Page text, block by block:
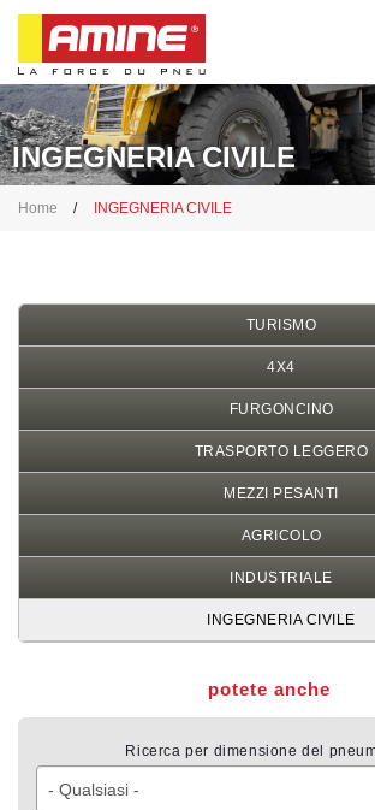
Salta
al
contenuto
principale
INGEGNERIA CIVILE
Briciole
Home INGEGNERIA CIVILE
TURISMO
4X4
FURGONCINO
TRASPORTO LEGGERO
MEZZI PESANTI
AGRICOLO
INDUSTRIALE
INGEGNERIA CIVILE
potete anche
Ricerca per dimensione del